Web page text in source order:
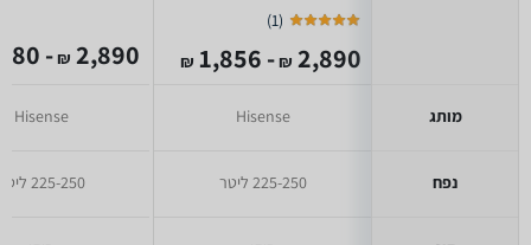
מותג
נפח
(
1
)
2,890
₪
- 1,856
₪
Hisense
225-250 ליטר
2,890
₪
- 2,180
Hisense
225-250 ליטר